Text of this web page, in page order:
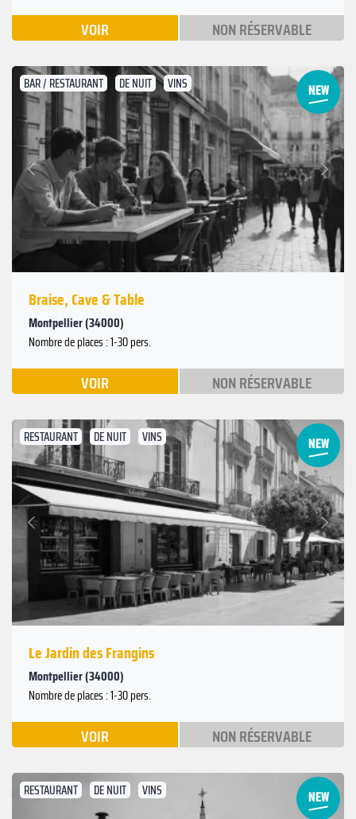
VOIR NON RÉSERVABLE
BAR / RESTAURANT DE NUIT VINS
Précédent
Suivant
Braise, Cave & Table
Montpellier (34000)
Nombre de places : 1-30 pers.
VOIR NON RÉSERVABLE
RESTAURANT DE NUIT VINS
Précédent
Suivant
Le Jardin des Frangins
Montpellier (34000)
Nombre de places : 1-30 pers.
VOIR NON RÉSERVABLE
RESTAURANT DE NUIT VINS